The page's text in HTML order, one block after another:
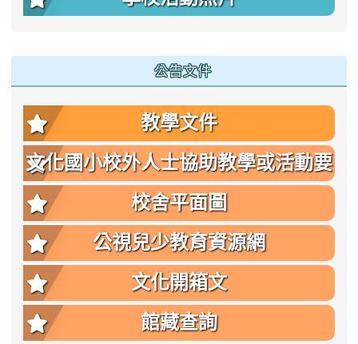
公告文件
教學文件
文化國小校外人士協助教學或活動要
點
校舍平面圖
公視兒少教育資源網
文化開箱文
館藏查詢